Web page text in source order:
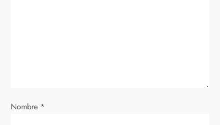
e
Nombre *